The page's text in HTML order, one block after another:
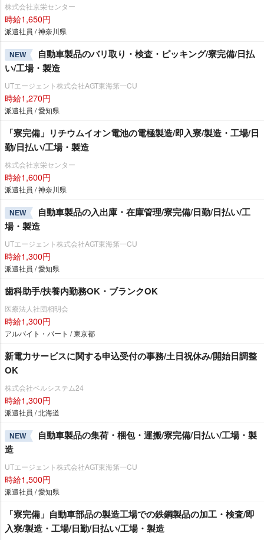
株式会社京栄センター
時給1,650円
派遣社員 / 神奈川県
NEW
自動車製品のバリ取り・検査・ピッキング/寮完備/日払
い/工場・製造
UTエージェント株式会社AGT東海第一CU
時給1,270円
派遣社員 / 愛知県
「寮完備」リチウムイオン電池の電極製造/即入寮/製造・工場/日
勤/日払い/工場・製造
株式会社京栄センター
時給1,600円
派遣社員 / 神奈川県
NEW
自動車製品の入出庫・在庫管理/寮完備/日勤/日払い/工
場・製造
UTエージェント株式会社AGT東海第一CU
時給1,300円
派遣社員 / 愛知県
歯科助手/扶養内勤務OK・ブランクOK
医療法人社団相明会
時給1,300円
アルバイト・パート / 東京都
新電力サービスに関する申込受付の事務/土日祝休み/開始日調整
OK
株式会社ベルシステム24
時給1,300円
派遣社員 / 北海道
NEW
自動車製品の集荷・梱包・運搬/寮完備/日払い/工場・製
造
UTエージェント株式会社AGT東海第一CU
時給1,500円
派遣社員 / 愛知県
「寮完備」自動車部品の製造工場での鉄鋼製品の加工・検査/即
入寮/製造・工場/日勤/日払い/工場・製造